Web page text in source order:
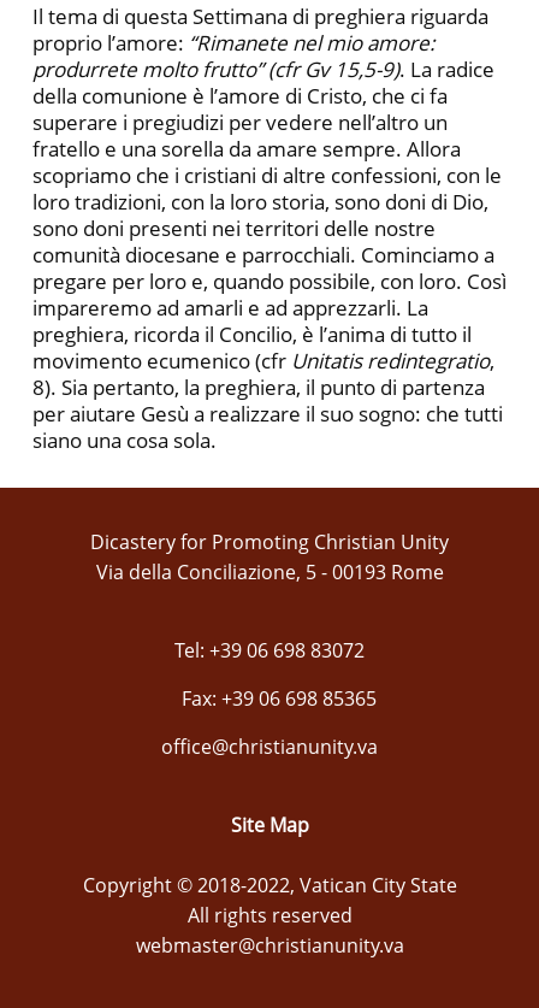
Il tema di questa Settimana di preghiera riguarda
proprio l’amore: “Rimanete nel mio amore:
produrrete molto frutto” (cfr Gv 15,5-9). La radice
della comunione è l’amore di Cristo, che ci fa
superare i pregiudizi per vedere nell’altro un
fratello e una sorella da amare sempre. Allora
scopriamo che i cristiani di altre confessioni, con le
loro tradizioni, con la loro storia, sono doni di Dio,
sono doni presenti nei territori delle nostre
comunità diocesane e parrocchiali. Cominciamo a
pregare per loro e, quando possibile, con loro. Così
impareremo ad amarli e ad apprezzarli. La
preghiera, ricorda il Concilio, è l’anima di tutto il
movimento ecumenico (cfr Unitatis redintegratio,
8). Sia pertanto, la preghiera, il punto di partenza
per aiutare Gesù a realizzare il suo sogno: che tutti
siano una cosa sola.
Dicastery for Promoting Christian Unity
Via della Conciliazione, 5 - 00193 Rome
Tel: +39 06 698 83072
Fax: +39 06 698 85365
office@christianunity.va
Site Map
Copyright © 2018-2022, Vatican City State
All rights reserved
webmaster@christianunity.va